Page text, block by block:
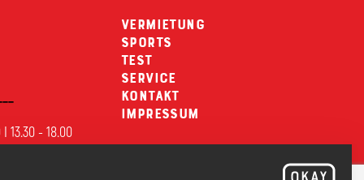
13.30 - 18.00
Vermietung
Sports
Test
Service
Kontakt
Impressum